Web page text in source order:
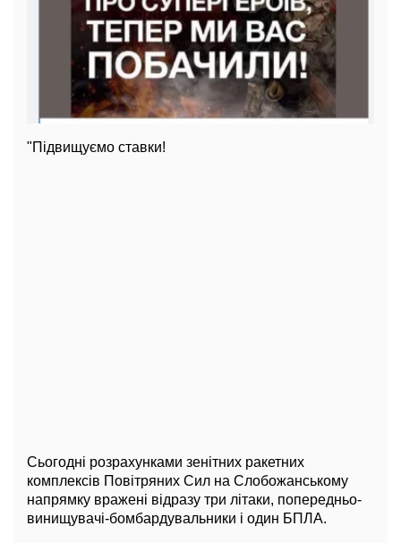
"Підвищуємо ставки!
Сьогодні розрахунками зенітних ракетних
комплексів Повітряних Сил на Слобожанському
напрямку вражені відразу три літаки, попередньо-
винищувачі-бомбардувальники і один БПЛА.